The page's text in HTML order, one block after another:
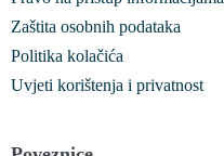
Zaštita osobnih podataka
Politika kolačića
Uvjeti korištenja i privatnost